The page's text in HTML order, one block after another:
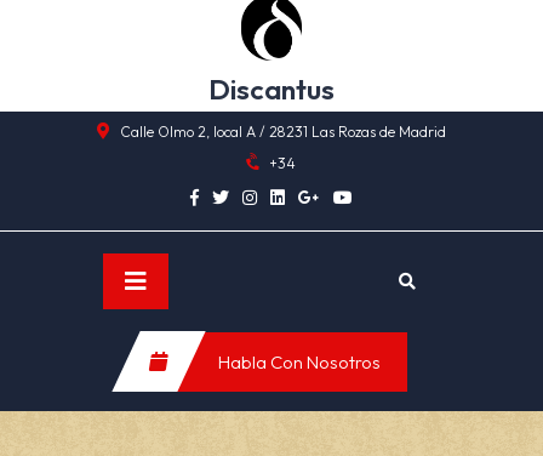
Discantus
Calle Olmo 2, local A / 28231 Las Rozas de Madrid
+34
Open
Button
Habla Con Nosotros